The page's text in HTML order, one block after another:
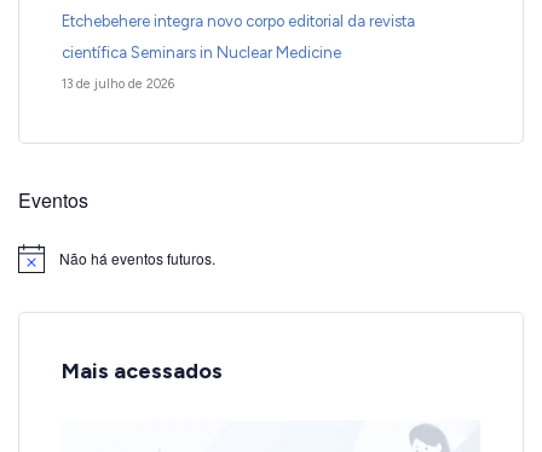
Etchebehere integra novo corpo editorial da revista
científica Seminars in Nuclear Medicine
13 de julho de 2026
Eventos
Notice Não há eventos futuros.
Mais acessados